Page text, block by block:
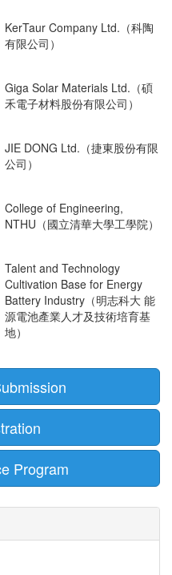
KerTaur Company Ltd.（科陶
有限公司）
Giga Solar Materials Ltd.（碩
禾電子材料股份有限公司）
JIE DONG Ltd.（捷東股份有限
公司）
College of Engineering,
NTHU（國立清華大學工學院）
Talent and Technology
Cultivation Base for Energy
Battery Industry（明志科大 能
源電池產業人才及技術培育基
地）
Program